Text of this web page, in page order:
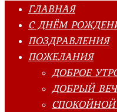
ГЛАВНАЯ
С ДНЁМ
ПОЗДРАВЛЕНИЯ
ПОЖЕЛАНИЯ
ДОБРОЕ
ДОБРЫЙ